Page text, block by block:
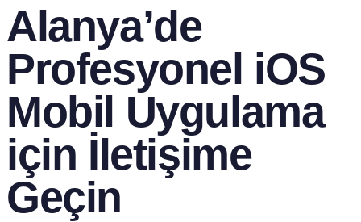
Alanya’de
Profesyonel iOS
Mobil Uygulama
için İletişime
Geçin